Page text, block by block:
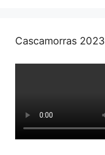
Cascamorras 2023